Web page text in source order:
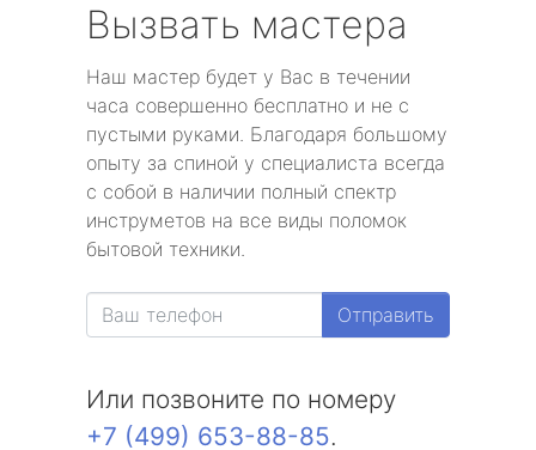
Вызвать мастера
Наш мастер будет у Вас в течении
часа совершенно бесплатно и не с
пустыми руками. Благодаря большому
опыту за спиной у специалиста всегда
с собой в наличии полный спектр
инструметов на все виды поломок
бытовой техники.
Отправить
Или позвоните по номеру
+7 (499) 653-88-85.